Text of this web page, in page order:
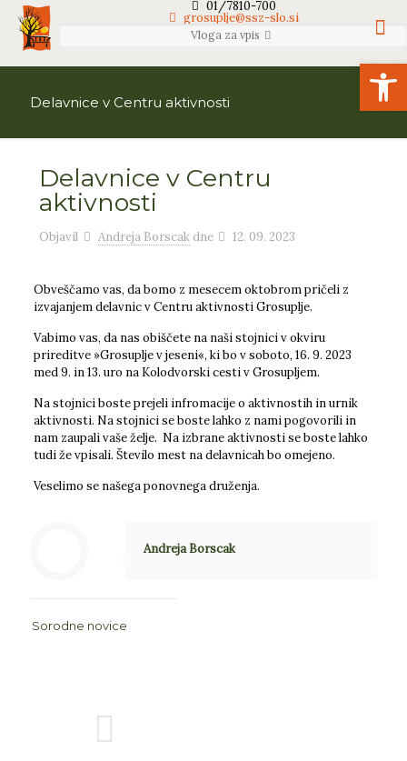
01/7810-700
grosuplje@ssz-slo.si
Vloga za vpis
Delavnice v Centru aktivnosti
Delavnice v Centru
aktivnosti
Objavil Andreja Borscak dne 12. 09. 2023
Obveščamo vas, da bomo z mesecem oktobrom pričeli z
izvajanjem delavnic v Centru aktivnosti Grosuplje.
Vabimo vas, da nas obiščete na naši stojnici v okviru
prireditve »Grosuplje v jeseni«, ki bo v soboto, 16. 9. 2023
med 9. in 13. uro na Kolodvorski cesti v Grosupljem.
Na stojnici boste prejeli infromacije o aktivnostih in urnik
aktivnosti. Na stojnici se boste lahko z nami pogovorili in
nam zaupali vaše želje. Na izbrane aktivnosti se boste lahko
tudi že vpisali. Število mest na delavnicah bo omejeno.
Veselimo se našega ponovnega druženja.
Andreja Borscak
Sorodne novice